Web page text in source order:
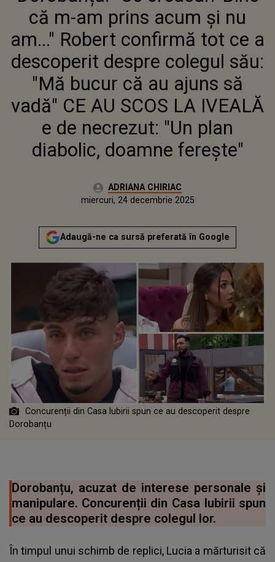
SĂ VADĂ" CE AU SCOS LA IVEALĂ
E DE NECREZUT: "UN PLAN
DIABOLIC, DOAMNE FEREȘTE"
că m-am prins acum și nu
am..." Robert confirmă tot ce a
descoperit despre colegul său:
"Mă bucur că au ajuns să
vadă" CE AU SCOS LA IVEALĂ
e de necrezut: "Un plan
diabolic, doamne ferește"
Autor:ADRIANA CHIRIAC
miercuri, 24 decembrie 2025
Actualizat:
miercuri, 24 decembrie 2025
Adaugă-ne ca sursă preferată în Google
Concurenții din Casa Iubirii spun ce au descoperit despre
Dorobanțu
Dorobanțu, acuzat de interese personale și
manipulare. Concurenții din Casa Iubirii spun
ce au descoperit despre colegul lor.
În timpul unui schimb de replici, Lucia a mărturisit că